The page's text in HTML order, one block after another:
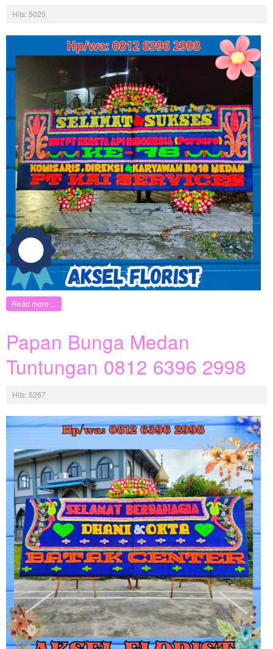
Hits: 5020
Read more ...
Papan Bunga Medan
Tuntungan 0812 6396 2998
Hits: 5267